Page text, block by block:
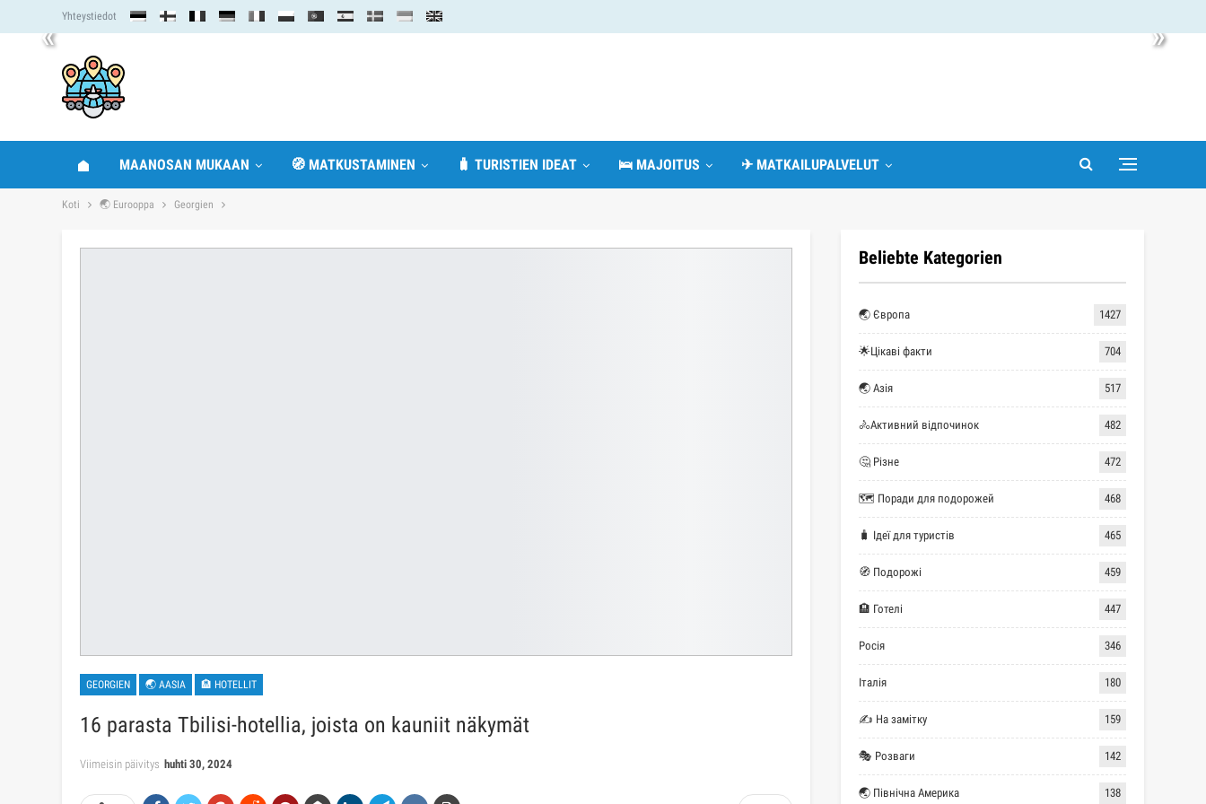
« »
Yhteystiedot
MAANOSAN MUKAAN 🧭 MATKUSTAMINEN 🧳 TURISTIEN IDEAT 🛌 MAJOITUS ✈ MATKAILUPALVELUT
Koti 🌏 Eurooppa Georgien
GEORGIEN 🌏 AASIA 🏨 HOTELLIT
16 parasta Tbilisi-hotellia, joista on kauniit näkymät
Viimeisin päivitys huhti 30, 2024
Beliebte Kategorien
🌏 Європа 1427
🌟Цікаві факти 704
🌏 Азія 517
🚴Активний відпочинок 482
🤔 Різне 472
🗺 Поради для подорожей 468
🧳 Ідеї для туристів 465
🧭 Подорожі 459
🏨 Готелі 447
Росія 346
Італія 180
✍ На замітку 159
🎭 Розваги 142
🌏 Північна Америка 138